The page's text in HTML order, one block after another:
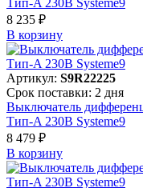
8 235 ₽
В корзинy
Артикул: S9R22225
Срок поставки: 2 дня
Выключатель
Тип-A 230В Systeme9
8 479 ₽
В корзинy